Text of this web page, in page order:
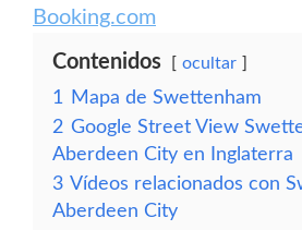
Booking.com
Contenidos ocultar
1
Mapa de Swettenham
2 Google Street View
Aberdeen City en Inglaterra
3 Vídeos relacionados con
Aberdeen City